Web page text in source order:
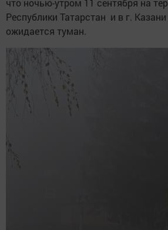
что ночью-утром 11 сентября на
Республики Татарстан и в г.
ожидается туман.